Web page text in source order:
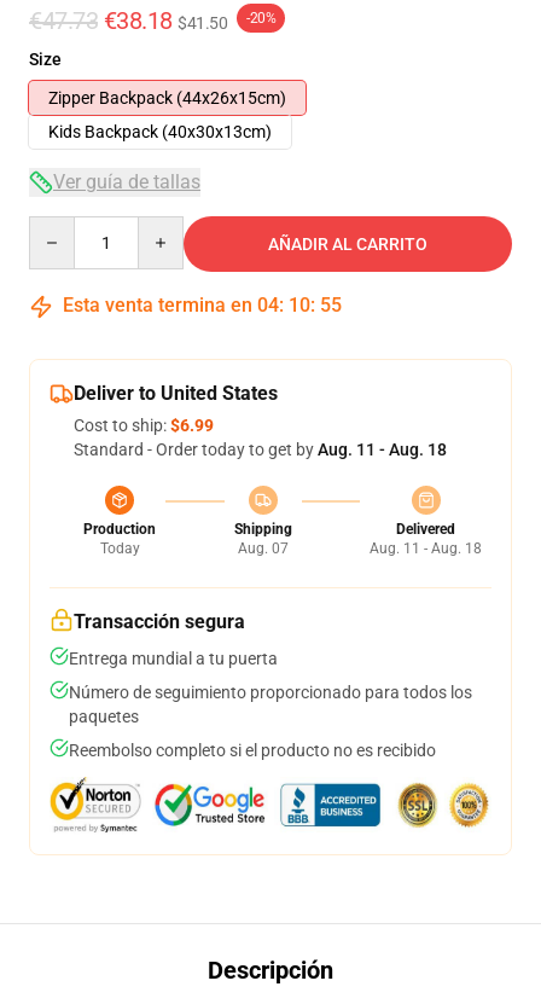
€47.73 €38.18 $41.50 -20%
Size
Zipper Backpack (44x26x15cm)
Kids Backpack (40x30x13cm)
Ver guía de tallas
AÑADIR AL CARRITO
Esta venta termina en 04: 10: 54
Deliver to United States
Cost to ship:$6.99
Standard - Order today to get byAug. 11 - Aug. 18
Production
Today
Shipping
Aug. 07
Delivered
Aug. 11 - Aug. 18
Transacción segura
Entrega mundial a tu puerta
Número de seguimiento proporcionado para todos los
paquetes
Reembolso completo si el producto no es recibido
Descripción